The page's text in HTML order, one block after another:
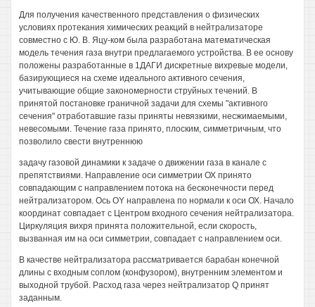
Для получения качественного представления о физических
условиях протекания химических реакций в нейтрализаторе
совместно с Ю. В. Яцу-ком была разработана математическая
модель течения газа внутри предлагаемого устройства. В ее основу
положены разработанные в 1ДАГИ дискретные вихревые модели,
базирующиеся на схеме идеального активного сечения,
учитывающие общие закономерности струйных течений. В
принятой постановке граничной задачи для схемы "активного
сечения" отработавшие газы приняты невязкими, несжимаемыми,
невесомыми. Течение газа принято, плоским, симметричным, что
позволило свести внутреннюю
задачу газовой динамики к задаче о движении газа в канале с
препятствиями. Направление оси симметрии ОХ принято
совпадающим с направлением потока на бесконечности перед
нейтрализатором. Ось OY направлена по нормали к оси ОХ. Начало
координат совпадает с Центром входного сечения нейтрализатора.
Циркуляция вихря принята положительной, если скорость,
вызванная им на оси симметрии, совпадает с направлением оси.
В качестве нейтрализатора рассматривается барабан конечной
длины с входным соплом (конфузором), внутренним элементом и
выходной трубой. Расход газа через нейтрализатор Q принят
заданным.